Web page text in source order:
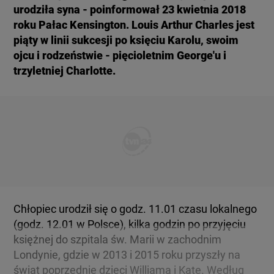
KUJAWSKO-POMORSKIE
LUBLIN
SZCZECIN
TOTERAZ
OPINIE
PROGRAMY
RAPORTY
urodziła syna - poinformował 23 kwietnia 2018
roku Pałac Kensington. Louis Arthur Charles jest
piąty w linii sukcesji po księciu Karolu, swoim
ojcu i rodzeństwie - pięcioletnim George'u i
trzyletniej Charlotte.
Chłopiec urodził się o godz. 11.01 czasu lokalnego
(godz. 12.01 w Polsce), kilka godzin po przyjęciu
księżnej do szpitala św. Marii w zachodnim
Londynie, gdzie w 2013 i 2015 roku przyszły na
świat poprzednie dzieci Williama i Kate. Według